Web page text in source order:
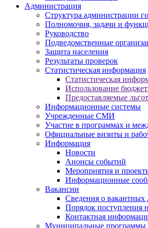
Администрация
Структура администрации
Полномочия, задачи и
Руководство
Подведомственные
Защита населения
Результаты проверок
Статистическая информация
Статистическая
Использование
Предоставляемые
Информационные системы
Учрежденные СМИ
Участие в программах и
Официальные визиты и
Информация
Новости
Анонсы событий
Мероприятия и
Информационные
Вакансии
Сведения о вакантных
Порядок поступления
Контактная
Муниципальные программы